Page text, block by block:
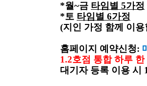
*월~금 타임별 5가정
*토 타임별 6가정
(지인 가정 함께 이
홈페이지 예약신청:
1.2호점 통합 하루 한
대기자 등록 이용 시